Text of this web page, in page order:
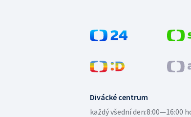
Divácké centrum
každý všední den:8:00—16:00